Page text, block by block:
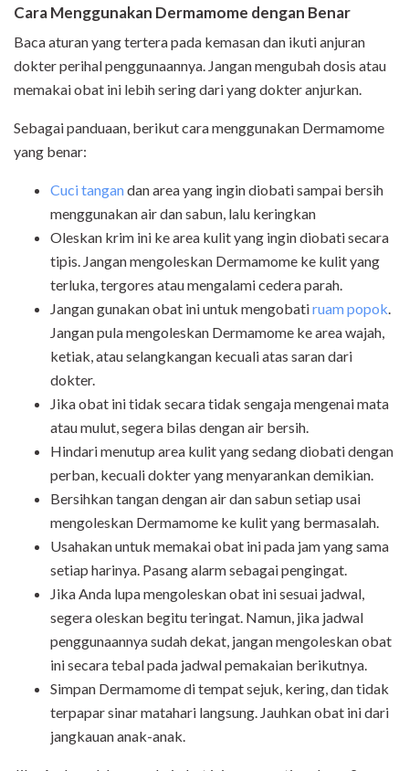
Cara Menggunakan Dermamome dengan Benar
Baca aturan yang tertera pada kemasan dan ikuti anjuran
dokter perihal penggunaannya. Jangan mengubah dosis atau
memakai obat ini lebih sering dari yang dokter anjurkan.
Sebagai panduaan, berikut cara menggunakan Dermamome
yang benar:
Cuci tangandan area yang ingin diobati sampai bersih
menggunakan air dan sabun, lalu keringkan
Oleskan krim ini ke area kulit yang ingin diobati secara
tipis. Jangan mengoleskan Dermamome ke kulit yang
terluka, tergores atau mengalami cedera parah.
Jangan gunakan obat ini untuk mengobatiruam popok.
Jangan pula mengoleskan Dermamome ke area wajah,
ketiak, atau selangkangan kecuali atas saran dari
dokter.
Jika obat ini tidak secara tidak sengaja mengenai mata
atau mulut, segera bilas dengan air bersih.
Hindari menutup area kulit yang sedang diobati dengan
perban, kecuali dokter yang menyarankan demikian.
Bersihkan tangan dengan air dan sabun setiap usai
mengoleskan Dermamome ke kulit yang bermasalah.
Usahakan untuk memakai obat ini pada jam yang sama
setiap harinya. Pasang alarm sebagai pengingat.
Jika Anda lupa mengoleskan obat ini sesuai jadwal,
segera oleskan begitu teringat. Namun, jika jadwal
penggunaannya sudah dekat, jangan mengoleskan obat
ini secara tebal pada jadwal pemakaian berikutnya.
Simpan Dermamome di tempat sejuk, kering, dan tidak
terpapar sinar matahari langsung. Jauhkan obat ini dari
jangkauan anak-anak.